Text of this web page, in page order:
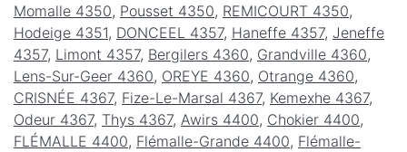
Momalle 4350, Pousset 4350, REMICOURT 4350,
Hodeige 4351, DONCEEL 4357, Haneffe 4357, Jeneffe
4357, Limont 4357, Bergilers 4360, Grandville 4360,
Lens-Sur-Geer 4360, OREYE 4360, Otrange 4360,
CRISNÉE 4367, Fize-Le-Marsal 4367, Kemexhe 4367,
Odeur 4367, Thys 4367, Awirs 4400, Chokier 4400,
FLÉMALLE 4400, Flémalle-Grande 4400, Flémalle-